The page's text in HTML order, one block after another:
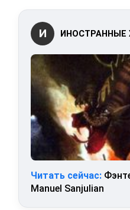
И ИНОСТРАННЫЕ
Читать сейчас:
Manuel Sanjulian